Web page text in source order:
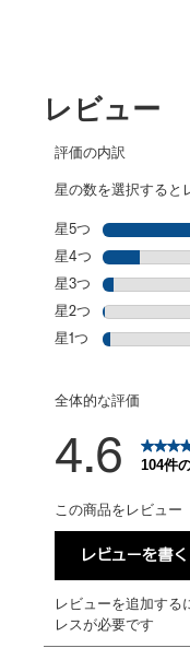
レビュー
評価の内訳
星の数を選択すると
星5つ 星
星4つ 星
星3つ 星
星2つ 星
星1つ
全体的な評価
4.6 104件
この商品をレビュー
レビューを書く
レビューを追加する
レスが必要です